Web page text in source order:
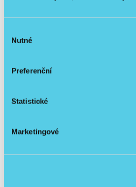
souhlasu
Nutné
Preferenční
Statistické
Marketingové
21 990 Kč / ks